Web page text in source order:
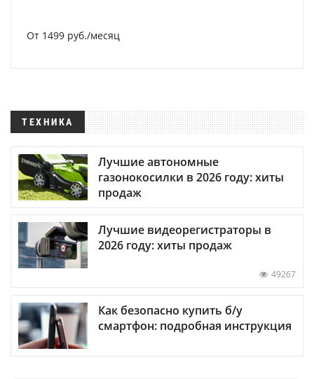
От 1499 руб./месяц
ТЕХНИКА
Лучшие автономные
газонокосилки в 2026 году: хиты
продаж
Лучшие видеорегистраторы в
2026 году: хиты продаж
49267
Как безопасно купить б/у
смартфон: подробная инструкция